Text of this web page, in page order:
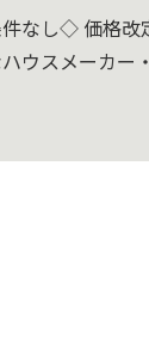
なし◇ 価格改
ウスメーカー